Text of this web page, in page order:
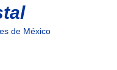
de México